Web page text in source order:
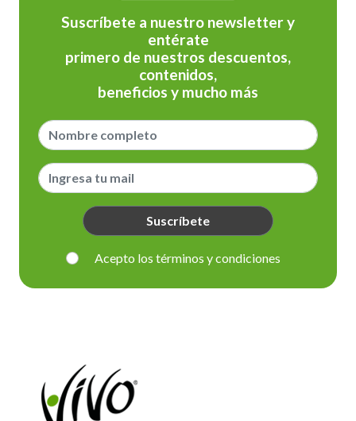
Suscríbete a nuestro newsletter y
entérate
primero de nuestros descuentos,
contenidos,
beneficios y mucho más
Suscríbete
Acepto los términos y condiciones